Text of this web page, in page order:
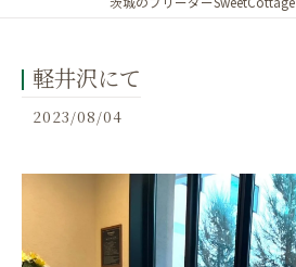
軽井沢にて
2023/08/04